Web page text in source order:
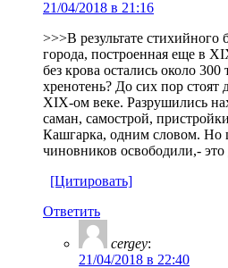
21/04/2018 в 21:16
>>>В результате стихийного
города, построенная еще в
без крова остались около
хренотень? До сих пор
XIX-ом веке. Разрушились
саман, самострой,
Кашгарка, одним словом. Но
чиновников освободили,- это
[Цитировать]
Ответить
cergey:
21/04/2018 в 22:40